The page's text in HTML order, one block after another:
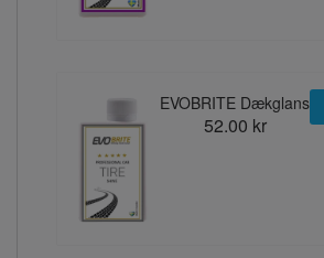
EVOBRITE Dækglans
52.00 kr